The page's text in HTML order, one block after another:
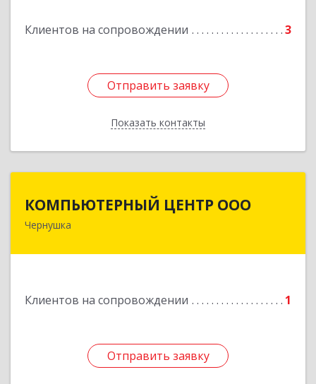
Клиентов на сопровождении 3
Отправить заявку
Показать контакты
Отправить заявку
Назад
КОМПЬЮТЕРНЫЙ ЦЕНТР ООО
Чернушка
Клиентов на сопровождении 1
Отправить заявку
КОМПЬЮТЕРНЫЙ ЦЕНТР ООО
Отправить заявку